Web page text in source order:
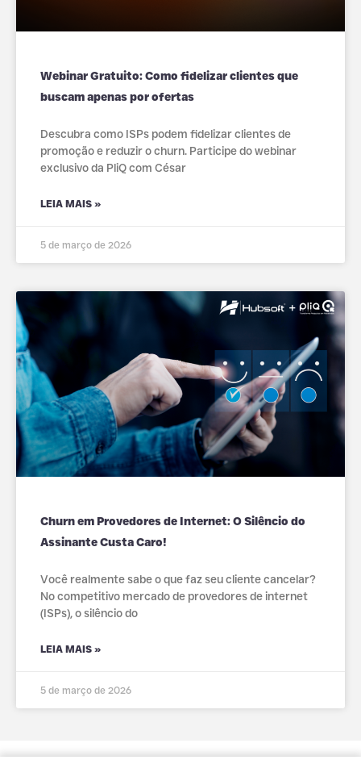
Webinar Gratuito: Como fidelizar clientes que
buscam apenas por ofertas
Descubra como ISPs podem fidelizar clientes de
promoção e reduzir o churn. Participe do webinar
exclusivo da PliQ com César
LEIA MAIS »
5 de março de 2026
Churn em Provedores de Internet: O Silêncio do
Assinante Custa Caro!
Você realmente sabe o que faz seu cliente cancelar?
No competitivo mercado de provedores de internet
(ISPs), o silêncio do
LEIA MAIS »
5 de março de 2026